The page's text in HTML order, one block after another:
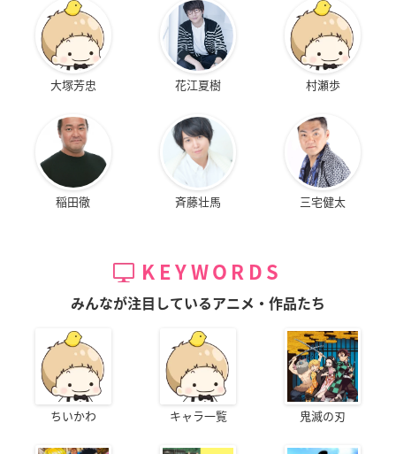
大塚芳忠 花江夏樹 村瀬歩
稲田徹 斉藤壮馬 三宅健太
KEYWORDS
みんなが注目しているアニメ・作品たち
ちいかわ キャラ一覧 鬼滅の刃